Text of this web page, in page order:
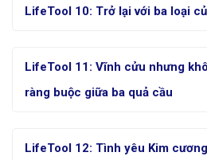
LifeTool 10: Trở lại với ba loại
LifeTool 11: Vĩnh cửu nhưng
ràng buộc giữa ba quả cầu
LifeTool 12: Tình yêu Kim